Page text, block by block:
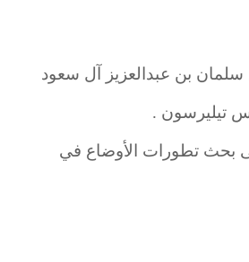
بن عبدالعزيز آل سعود
تيليرسون .
بحث تطورات الأوضاع في